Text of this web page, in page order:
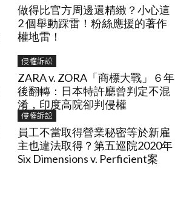
做得比官方周邊還精緻？小心這
2 個舉動踩雷！粉絲應援的著作
權地雷！
侵權訴訟
ZARA v. ZORA「商標大戰」６年
後翻轉：日本特許廳曾判定不混
淆，印度高院卻判侵權
侵權訴訟
員工不當取得營業秘密等於新雇
主也違法取得？第五巡院2020年
Six Dimensions v. Perficient案